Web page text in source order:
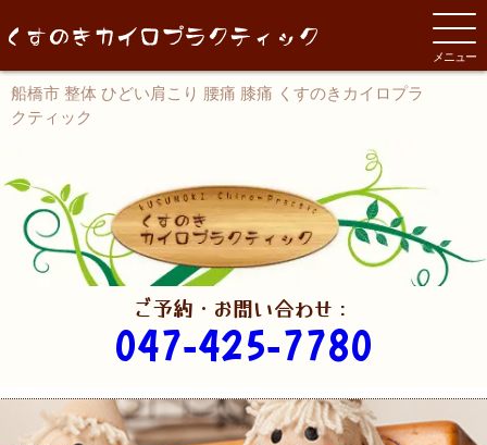
船橋市 整体 ひどい肩こり 腰痛 膝痛 くすのきカイロプラ
クティック
ご予約・お問い合わせ：
047-425-7780
メニュー